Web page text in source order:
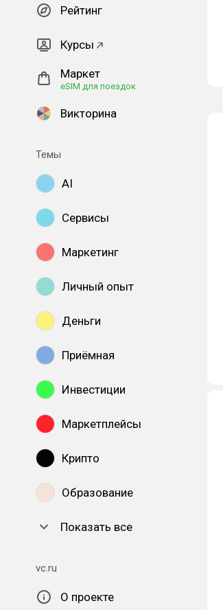
Рейтинг
Курсы
Маркет
eSIM для поездок
Викторина
Темы
AI
Сервисы
Маркетинг
Личный опыт
Деньги
Приёмная
Инвестиции
Маркетплейсы
Крипто
Образование
Показать все
vc.ru
О проекте